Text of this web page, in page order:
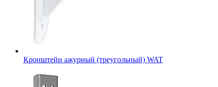
Кронштейн ажурный (треугольный) WAT